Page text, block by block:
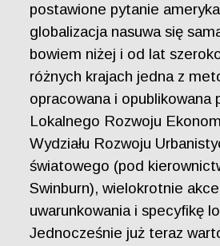
postawione pytanie
globalizacja nasuwa się
bowiem niżej i od lat
różnych krajach jedna z
opracowana i opublikowana
Lokalnego Rozwoju
Wydziału Rozwoju
światowego (pod
Swinburn), wielokrotnie
uwarunkowania i specyfikę
Jednocześnie już teraz